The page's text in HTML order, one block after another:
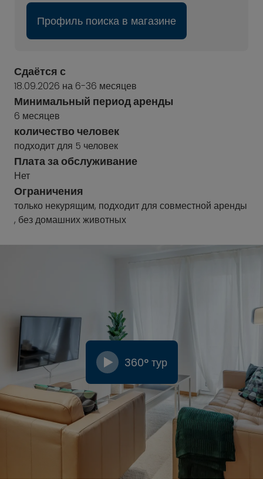
Профиль поиска в магазине
Сдаётся с
18.09.2026 на 6-36 месяцев
Минимальный период аренды
6 месяцев
количество человек
подходит для 5 человек
Плата за обслуживание
Нет
Ограничения
только некурящим, подходит для совместной аренды
, без домашних животных
360° тур